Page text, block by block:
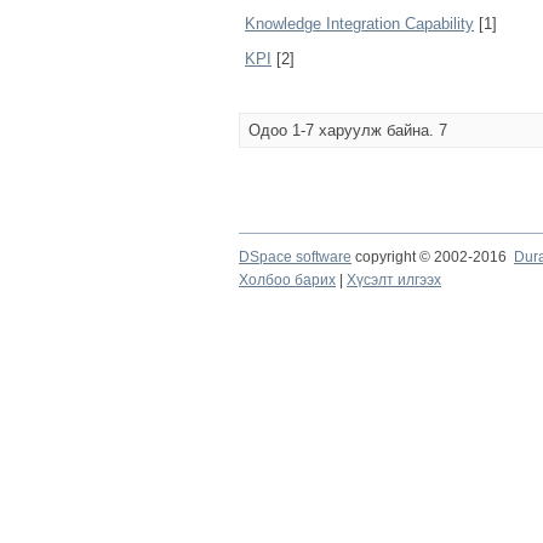
Knowledge Integration Capability [1]
KPI
[2]
Одоо 1-7 харуулж байна. 7
DSpace software copyright © 2002-2016
Холбоо барих
Хүсэлт илгээх